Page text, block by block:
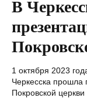
В
1 октября 2023
Черкесска прошла
Покровской